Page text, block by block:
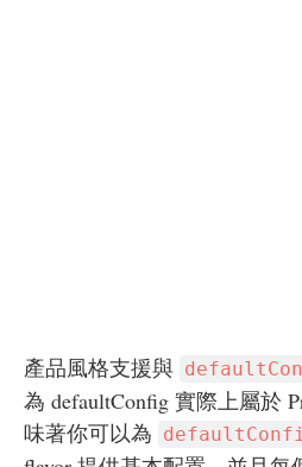
產品風格支援與
為 defaultConfig 實際上屬於
味著你可以為